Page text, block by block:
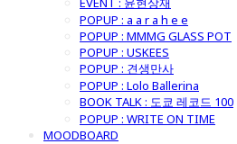
POPUP : a a r a h e e
POPUP : MMMG GLASS POT
POPUP : USKEES
POPUP : 견생만사
POPUP : Lolo Ballerina
BOOK TALK : 도쿄 레코드 100
POPUP : WRITE ON TIME
MOODBOARD